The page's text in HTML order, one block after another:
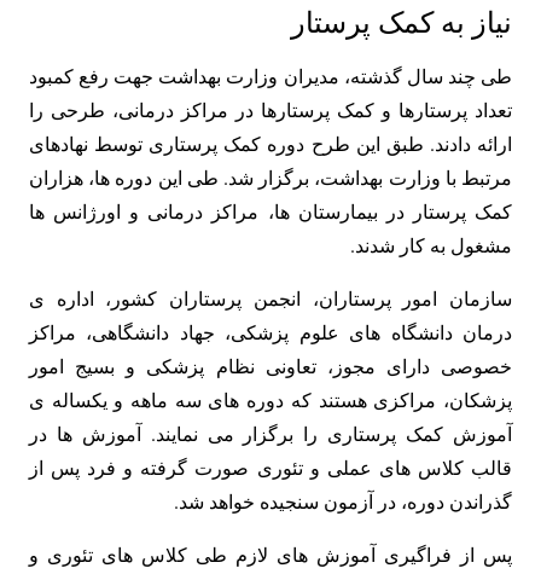
نیاز به کمک پرستار
طی چند سال گذشته، مدیران وزارت بهداشت جهت رفع کمبود
تعداد پرستارها و کمک پرستارها در مراکز درمانی، طرحی را
ارائه دادند. طبق این طرح دوره کمک پرستاری توسط نهادهای
مرتبط با وزارت بهداشت، برگزار شد. طی این دوره ها، هزاران
کمک پرستار در بیمارستان ها، مراکز درمانی و اورژانس ها
مشغول به کار شدند.
سازمان امور پرستاران، انجمن پرستاران کشور، اداره ی
درمان دانشگاه های علوم پزشکی، جهاد دانشگاهی، مراکز
خصوصی دارای مجوز، تعاونی نظام پزشکی و بسیج امور
پزشکان، مراکزی هستند که دوره های سه ماهه و یکساله ی
آموزش کمک پرستاری را برگزار می نمایند. آموزش ها در
قالب کلاس های عملی و تئوری صورت گرفته و فرد پس از
گذراندن دوره، در آزمون سنجیده خواهد شد.
پس از فراگیری آموزش های لازم طی کلاس های تئوری و